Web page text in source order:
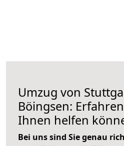
Umzug von
Böingsen:
Ihnen helfen
Bei uns sind Sie genau